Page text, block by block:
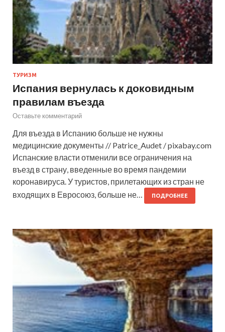
ТУРИЗМ
Испания вернулась к доковидным
правилам въезда
Оставьте комментарий
Для въезда в Испанию больше не нужны
медицинские документы // Patrice_Audet / pixabay.com
Испанские власти отменили все ограничения на
въезд в страну, введенные во время пандемии
коронавируса. У туристов, прилетающих из стран не
входящих в Евросоюз, больше не…
ПОДРОБНЕЕ